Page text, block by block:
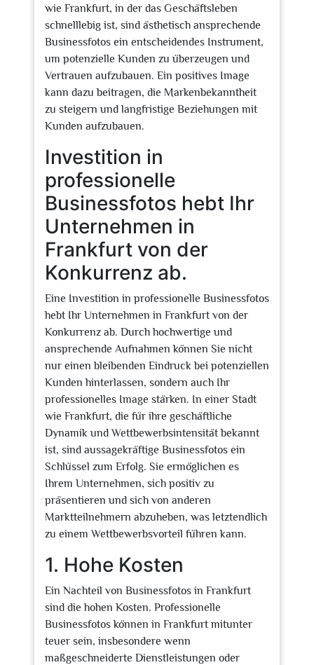
wie Frankfurt, in der das Geschäftsleben
schnelllebig ist, sind ästhetisch ansprechende
Businessfotos ein entscheidendes Instrument,
um potenzielle Kunden zu überzeugen und
Vertrauen aufzubauen. Ein positives Image
kann dazu beitragen, die Markenbekanntheit
zu steigern und langfristige Beziehungen mit
Kunden aufzubauen.
Investition in
professionelle
Businessfotos hebt Ihr
Unternehmen in
Frankfurt von der
Konkurrenz ab.
Eine Investition in professionelle Businessfotos
hebt Ihr Unternehmen in Frankfurt von der
Konkurrenz ab. Durch hochwertige und
ansprechende Aufnahmen können Sie nicht
nur einen bleibenden Eindruck bei potenziellen
Kunden hinterlassen, sondern auch Ihr
professionelles Image stärken. In einer Stadt
wie Frankfurt, die für ihre geschäftliche
Dynamik und Wettbewerbsintensität bekannt
ist, sind aussagekräftige Businessfotos ein
Schlüssel zum Erfolg. Sie ermöglichen es
Ihrem Unternehmen, sich positiv zu
präsentieren und sich von anderen
Marktteilnehmern abzuheben, was letztendlich
zu einem Wettbewerbsvorteil führen kann.
1. Hohe Kosten
Ein Nachteil von Businessfotos in Frankfurt
sind die hohen Kosten. Professionelle
Businessfotos können in Frankfurt mitunter
teuer sein, insbesondere wenn
maßgeschneiderte Dienstleistungen oder